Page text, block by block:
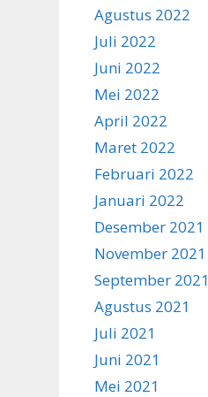
Agustus 2022
Juli 2022
Juni 2022
Mei 2022
April 2022
Maret 2022
Februari 2022
Januari 2022
Desember 2021
November 2021
September 2021
Agustus 2021
Juli 2021
Juni 2021
Mei 2021